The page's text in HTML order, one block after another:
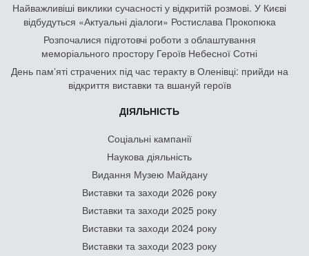
Найважливіші виклики сучасності у відкритій розмові. У Києві
відбудуться «Актуальні діалоги» Ростислава Прокопюка
Розпочалися підготовчі роботи з облаштування
меморіального простору Героїв Небесної Сотні
День памʼяті страчених під час теракту в Оленівці: прийди на
відкриття виставки та вшануй героїв
ДІЯЛЬНІСТЬ
Соціальні кампанії
Наукова діяльність
Видання Музею Майдану
Виставки та заходи 2026 року
Виставки та заходи 2025 року
Виставки та заходи 2024 року
Виставки та заходи 2023 року